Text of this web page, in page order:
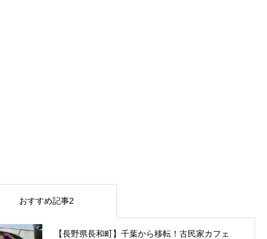
おすすめ記事2
【長野県長和町】千葉から移転！古民家カフェ